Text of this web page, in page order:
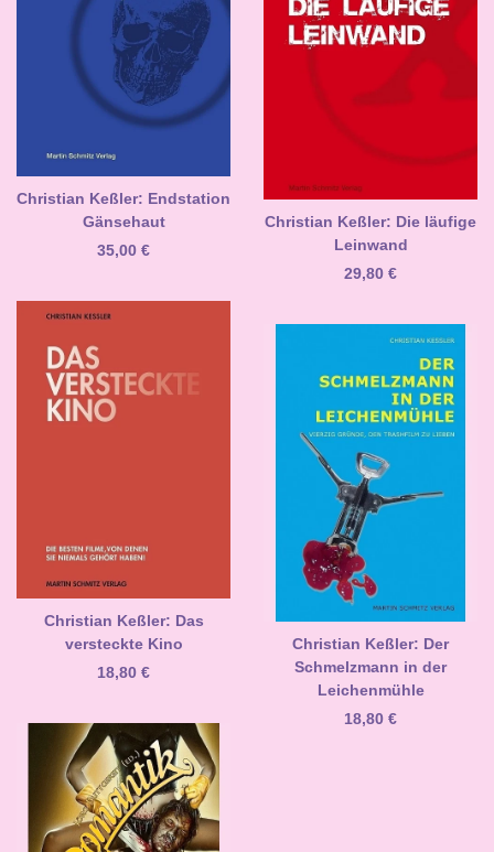
Christian Keßler: Endstation
Gänsehaut
35,00 €
Christian Keßler: Die läufige
Leinwand
29,80 €
Christian Keßler: Das
versteckte Kino
18,80 €
Christian Keßler: Der
Schmelzmann in der
Leichenmühle
18,80 €